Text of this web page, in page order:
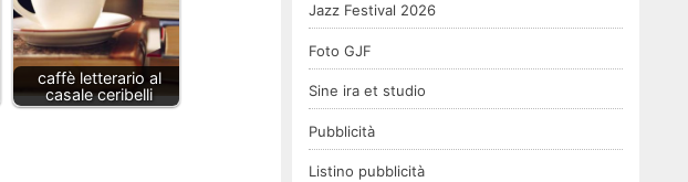
caffè letterario al
casale ceribelli
Jazz Festival 2026
Foto GJF
Sine ira et studio
Pubblicità
Listino pubblicità